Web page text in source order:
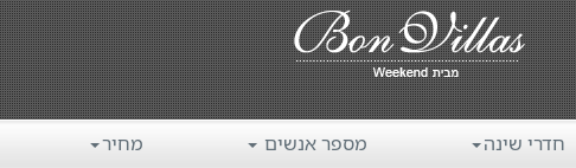
חדרי שינה מספר אנשים מחיר